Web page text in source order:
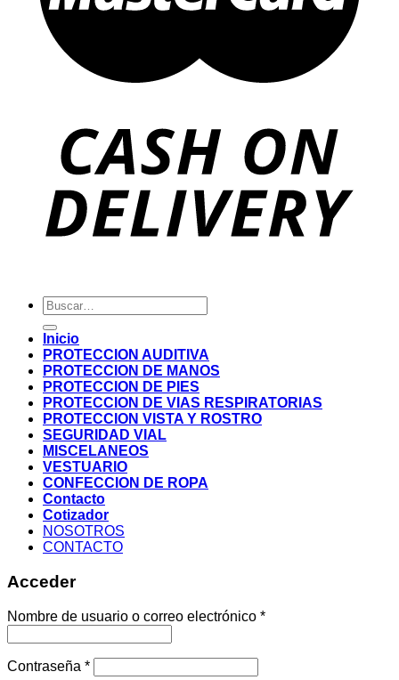
Buscar
por:
Inicio
PROTECCION AUDITIVA
PROTECCION DE MANOS
PROTECCION DE PIES
PROTECCION DE VIAS RESPIRATORIAS
PROTECCION VISTA Y ROSTRO
SEGURIDAD VIAL
MISCELANEOS
VESTUARIO
CONFECCION DE ROPA
Contacto
Cotizador
NOSOTROS
CONTACTO
Acceder
Nombre de usuario o correo electrónico *
Contraseña *